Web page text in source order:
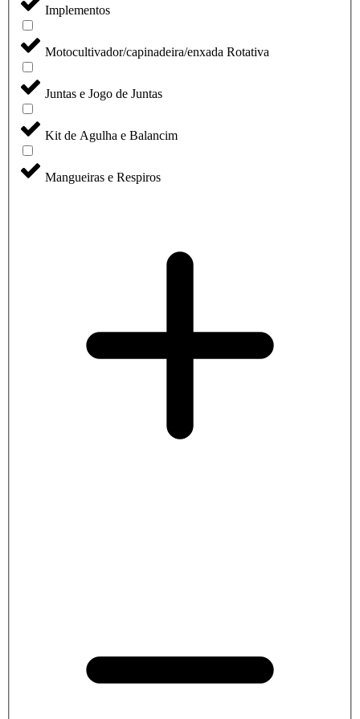
Implementos
Motocultivador/capinadeira/enxada Rotativa
Juntas e Jogo de Juntas
Kit de Agulha e Balancim
Mangueiras e Respiros